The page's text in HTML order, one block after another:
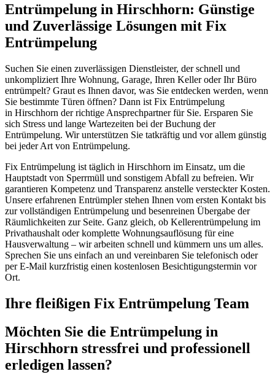
Entrümpelung in Hirschhorn: Günstige
und Zuverlässige Lösungen mit Fix
Entrümpelung
Suchen Sie einen zuverlässigen Dienstleister, der schnell und
unkompliziert Ihre Wohnung, Garage, Ihren Keller oder Ihr Büro
entrümpelt? Graut es Ihnen davor, was Sie entdecken werden, wenn
Sie bestimmte Türen öffnen? Dann ist Fix Entrümpelung
in Hirschhorn der richtige Ansprechpartner für Sie. Ersparen Sie
sich Stress und lange Wartezeiten bei der Buchung der
Entrümpelung. Wir unterstützen Sie tatkräftig und vor allem günstig
bei jeder Art von Entrümpelung.
Fix Entrümpelung ist täglich in Hirschhorn im Einsatz, um die
Hauptstadt von Sperrmüll und sonstigem Abfall zu befreien. Wir
garantieren Kompetenz und Transparenz anstelle versteckter Kosten.
Unsere erfahrenen Entrümpler stehen Ihnen vom ersten Kontakt bis
zur vollständigen Entrümpelung und besenreinen Übergabe der
Räumlichkeiten zur Seite. Ganz gleich, ob Kellerentrümpelung im
Privathaushalt oder komplette Wohnungsauflösung für eine
Hausverwaltung – wir arbeiten schnell und kümmern uns um alles.
Sprechen Sie uns einfach an und vereinbaren Sie telefonisch oder
per E-Mail kurzfristig einen kostenlosen Besichtigungstermin vor
Ort.
Ihre fleißigen Fix Entrümpelung Team
Möchten Sie die Entrümpelung in
Hirschhorn stressfrei und professionell
erledigen lassen?